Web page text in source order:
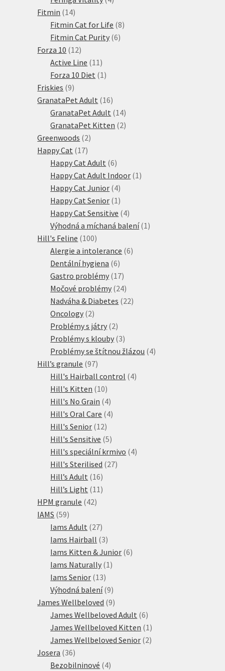
Fitmin 1414
produktů
Fitmin Cat for Life 88
Fitmin Cat Purity 66
Forza 10 1212
produktů
Active Line 11 11
produktů
Forza 10 Diet 1 1
Friskies 99
produktů
GranataPet Adult 1616
produktů
GranataPet Adult 1414
produktů
GranataPet Kitten 22
Greenwoods 22
Happy Cat 1717
produktů
Happy Cat Adult 66
produktů
Happy Cat Adult Indoor 1 1
Happy Cat Junior 44
produkty
Happy Cat Senior 1 1
produkt
Happy Cat Sensitive 44
produkty
Výhodná a míchaná balení 1 1
Hill's Feline 100100
produktů
Alergie a intolerance 66
Dentální hygiena 66
produktů
Gastro problémy 1717
produktů
Močové problémy 2424
produktů
Nadváha & Diabetes 2222
Oncology 22
produkty
Problémy s játry 22
produkty
Problémy s klouby 33
produkty
Problémy se štítnou žlázou 44
Hill’s granule 9797
produktů
Hill's Hairball control 44
Hill's Kitten 1010
produktů
Hill's No Grain 44
produkty
Hill's Oral Care 44
Hill's Senior 1212
produktů
Hill's Sensitive 55
produktů
Hill's speciální krmivo 44
Hill's Sterilised 2727
Hill’s Adult 1616
produktů
Hill’s Light 11 11
HPM granule 4242
IAMS 5959
produktů
Iams Adult 2727
produktů
Iams Hairball 33
produkty
Iams Kitten & Junior 66
Iams Naturally 1 1
Iams Senior 1313
produktů
Výhodná balení 99
produktů
James Wellbeloved 99
produktů
James Wellbeloved Adult 66
produktů
James Wellbeloved Kitten 1 1
produkt
James Wellbeloved Senior 22
Josera 3636
produktů
Bezobilninové 44